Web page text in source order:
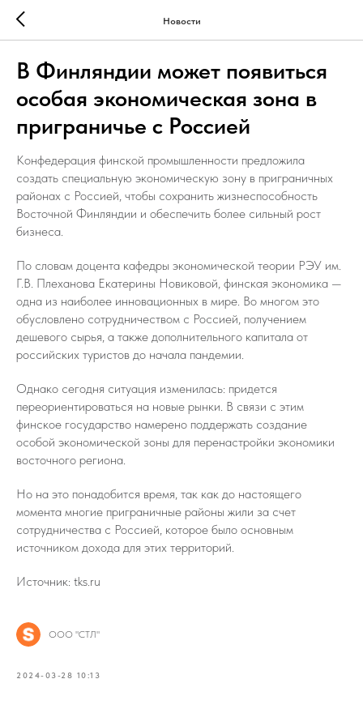
Новости
В Финляндии может появиться
особая экономическая зона в
приграничье с Россией
Конфедерация финской промышленности предложила
создать специальную экономическую зону в приграничных
районах с Россией, чтобы сохранить жизнеспособность
Восточной Финляндии и обеспечить более сильный рост
бизнеса.
По словам доцента кафедры экономической теории РЭУ им.
Г.В. Плеханова Екатерины Новиковой, финская экономика —
одна из наиболее инновационных в мире. Во многом это
обусловлено сотрудничеством с Россией, получением
дешевого сырья, а также дополнительного капитала от
российских туристов до начала пандемии.
Однако сегодня ситуация изменилась: придется
переориентироваться на новые рынки. В связи с этим
финское государство намерено поддержать создание
особой экономической зоны для перенастройки экономики
восточного региона.
Но на это понадобится время, так как до настоящего
момента многие приграничные районы жили за счет
сотрудничества с Россией, которое было основным
источником дохода для этих территорий.
Источник: tks.ru
ООО "СТЛ"
2024-03-28 10:13